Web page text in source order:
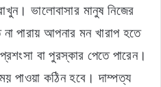
ভালোবাসার মানুষ নিজের
পারায় আপনার মন খারাপ হতে
বা পুরস্কার পেতে পারেন।
পাওয়া কঠিন হবে। দাম্পত্য